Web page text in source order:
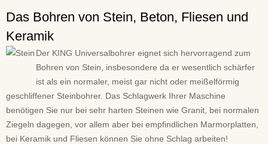
Das Bohren von Stein, Beton, Fliesen und
Keramik
Der KING Universalbohrer eignet sich hervorragend zum
Bohren von Stein, insbesondere da er wesentlich schärfer
ist als ein normaler, meist gar nicht oder meißelförmig
geschliffener Steinbohrer. Das Schlagwerk Ihrer Maschine
benötigen Sie nur bei sehr harten Steinen wie Granit, bei normalen
Ziegeln dagegen, vor allem aber bei empfindlichen Marmorplatten,
bei Keramik und Fliesen können Sie ohne Schlag arbeiten!